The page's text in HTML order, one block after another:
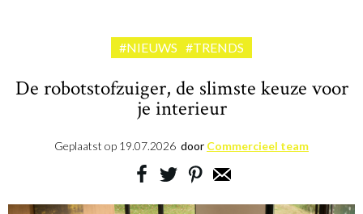
#NIEUWS #TRENDS
De robotstofzuiger, de slimste keuze voor
je interieur
Geplaatst op 19.07.2026 door Commercieel team